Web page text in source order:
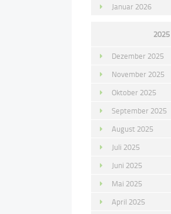
Januar 2026
2025
Dezember 2025
November 2025
Oktober 2025
September 2025
August 2025
Juli 2025
Juni 2025
Mai 2025
April 2025